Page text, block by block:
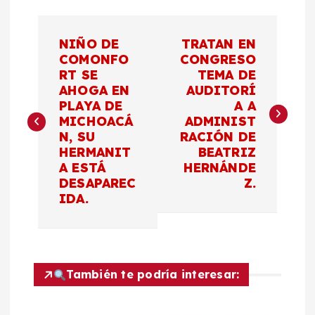
e
NIÑO DE
COMONFO
RT SE
AHOGA EN
PLAYA DE
MICHOACÁ
N, SU
HERMANIT
A ESTÁ
DESAPAREC
IDA.
TRATAN EN
CONGRESO
TEMA DE
AUDITORÍ
A A
ADMINIST
RACIÓN DE
BEATRIZ
HERNÁNDE
Z.
También te podría interesar: